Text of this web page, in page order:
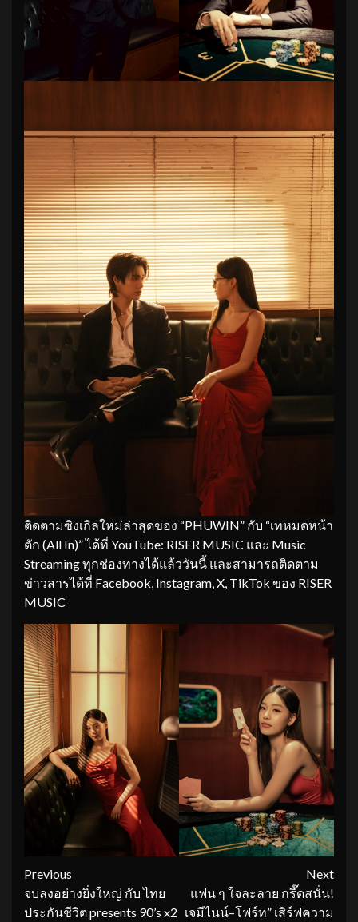
ติดตามซิงเกิลใหม่ล่าสุดของ “PHUWIN” กับ “เทหมดหน้า
ตัก (All In)” ได้ที่ YouTube: RISER MUSIC และ Music
Streaming ทุกช่องทางได้แล้ววันนี้ และสามารถติดตาม
ข่าวสารได้ที่ Facebook, Instagram, X, TikTok ของ RISER
MUSIC
Continue
Reading
Previous
จบลงอย่างยิ่งใหญ่ กับ ไทย
ประกันชีวิต presents 90’s x2
Next
แฟน ๆ ใจละลาย กรี๊ดสนั่น!
เจมีไนน์–โฟร์ท” เสิร์ฟความ